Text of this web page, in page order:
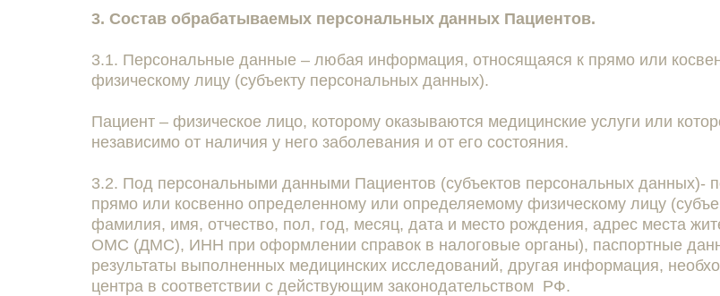
3. Состав обрабатываемых персональных данных Пациентов.
3.1. Персональные данные – любая информация, относящаяся к прямо или
физическому лицу (субъекту персональных данных).
Пациент – физическое лицо, которому оказываются медицинские услуги или
независимо от наличия у него заболевания и от его состояния.
3.2. Под персональными данными Пациентов (субъектов персональных данных)-
прямо или косвенно определенному или определяемому физическому лицу
фамилия, имя, отчество, пол, год, месяц, дата и место рождения, адрес места
ОМС (ДМС), ИНН при оформлении справок в налоговые органы), паспортные
результаты выполненных медицинских исследований, другая информация,
центра в соответствии с действующим законодательством РФ.